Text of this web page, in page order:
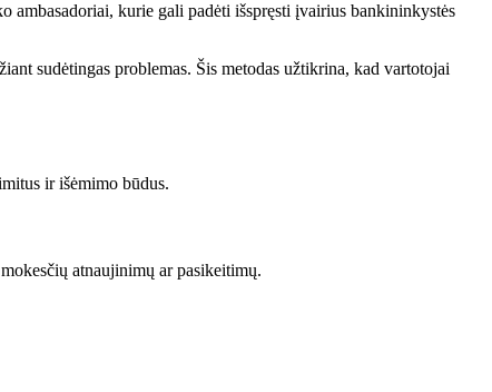
ambasadoriai, kurie gali padėti išspręsti įvairius bankininkystės
sudėtingas problemas. Šis metodas užtikrina, kad vartotojai
ir išėmimo būdus.
atnaujinimų ar pasikeitimų.